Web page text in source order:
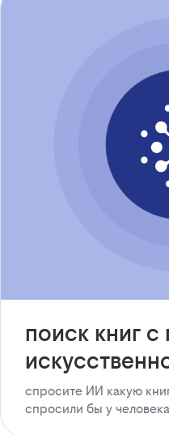
поиск книг
спросите ИИ какую
спросили бы у